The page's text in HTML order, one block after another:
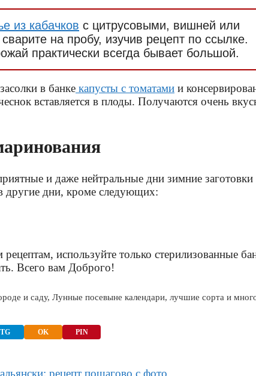
из кабачков с цитрусовыми, вишней или
на пробу, изучив рецепт по ссылке.
практически всегда бывает большой.
в банке капусты с томатами и
вставляется в плоды. Получаются очень
и даже нейтральные дни зимние заготовки
другие дни, кроме следующих:
используйте только стерилизованные
Всего вам Доброго!
и саду, Лунные посевыне календари, лучшие сорта и
TG OK PIN
рецепт пошагово с фото